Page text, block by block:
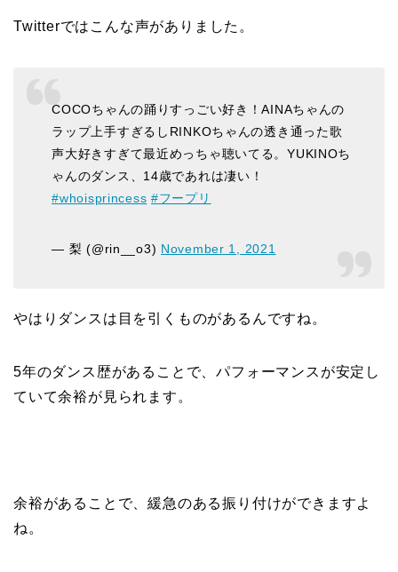
Twitterではこんな声がありました。
COCOちゃんの踊りすっごい好き！AINAちゃんの
ラップ上手すぎるしRINKOちゃんの透き通った歌
声大好きすぎて最近めっちゃ聴いてる。YUKINOち
ゃんのダンス、14歳であれは凄い！
#whoisprincess #フープリ
— 梨 (@rin__o3) November 1, 2021
やはりダンスは目を引くものがあるんですね。
5年のダンス歴があることで、パフォーマンスが安定し
ていて余裕が見られます。
余裕があることで、緩急のある振り付けができますよ
ね。